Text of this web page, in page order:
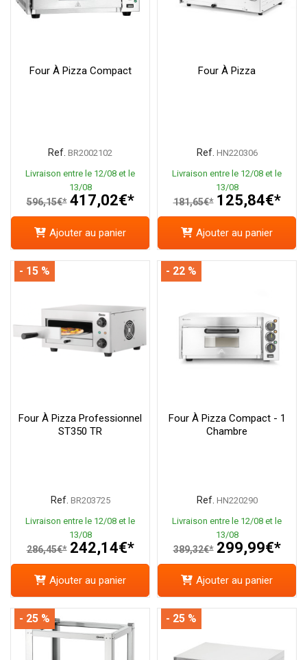
Four À Pizza Compact
Ref. BR2002102
Livraison entre le 12/08 et le
13/08
596,15€* 417,02€*
Ajouter au panier
Four À Pizza
Ref. HN220306
Livraison entre le 12/08 et le
13/08
181,65€* 125,84€*
Ajouter au panier
Four À Pizza Professionnel
ST350 TR
Ref. BR203725
Livraison entre le 12/08 et le
13/08
286,45€* 242,14€*
- 15 %
Ajouter au panier
Four À Pizza Compact - 1
Chambre
Ref. HN220290
Livraison entre le 12/08 et le
13/08
389,32€* 299,99€*
- 22 %
Ajouter au panier
- 25 % - 25 %